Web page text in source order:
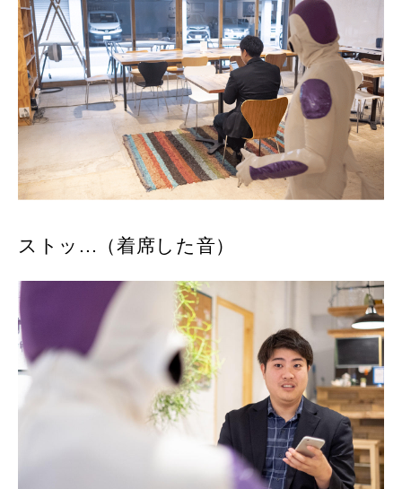
ストッ...（着席した音）